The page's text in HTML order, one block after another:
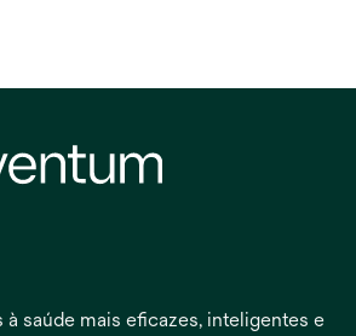
saúde mais eficazes, inteligentes e